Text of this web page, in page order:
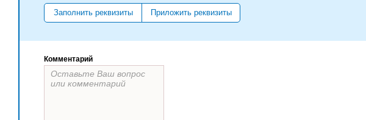
Заполнить реквизиты Приложить реквизиты
Комментарий